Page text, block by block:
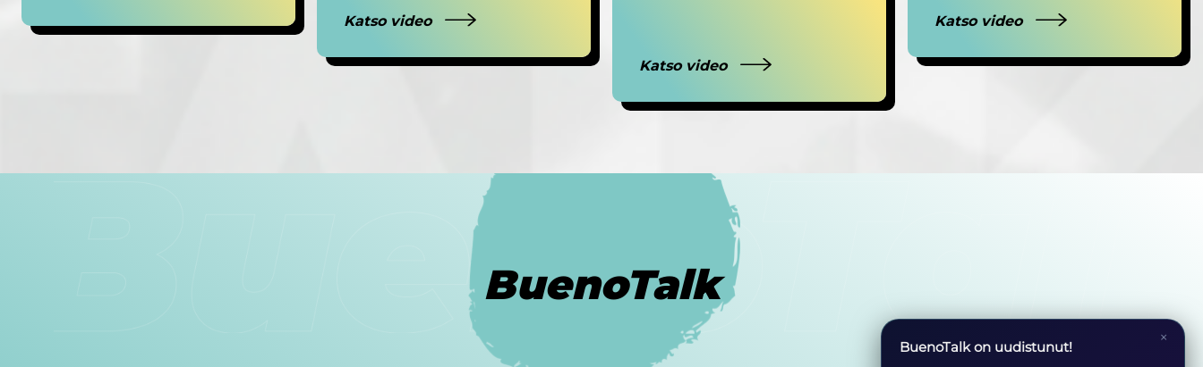
Katso video
Katso video
Katso video
BuenoTalk
×
BuenoTalk on uudistunut!